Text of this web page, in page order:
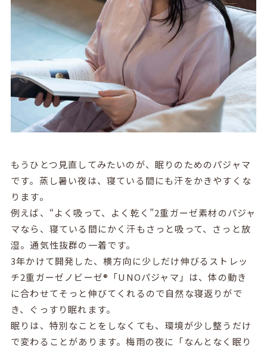
もうひとつ見直してみたいのが、眠りのためのパジャマ
です。蒸し暑い夜は、寝ている間にも汗をかきやすくな
ります。
例えば、“よく吸って、よく乾く”2重ガーゼ素材のパジャ
マなら、寝ている間にかく汗もさっと吸って、さっと放
湿。通気性抜群の一着です。
3年かけて開発した、 横方向に少しだけ伸びるストレッ
チ2重ガーゼ ノビーゼ®️「UNOパジャマ」は、体の動き
に合わせてそっと伸びてくれるので自然な寝返りがで
き、ぐっすり眠れます。
眠りは、特別なことをしなくても、環境が少し整うだけ
で変わることがあります。梅雨の夜に「なんとなく眠り